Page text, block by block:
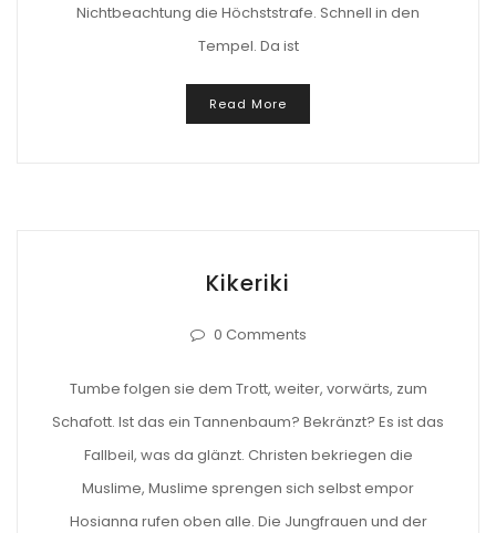
Nichtbeachtung die Höchststrafe. Schnell in den
Tempel. Da ist
Read More
Kikeriki
0 Comments
Tumbe folgen sie dem Trott, weiter, vorwärts, zum
Schafott. Ist das ein Tannenbaum? Bekränzt? Es ist das
Fallbeil, was da glänzt. Christen bekriegen die
Muslime, Muslime sprengen sich selbst empor
Hosianna rufen oben alle. Die Jungfrauen und der